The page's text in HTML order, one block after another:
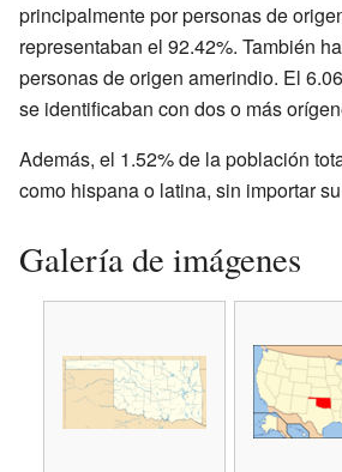
principalmente por personas de
representaban el 92.42%. También
personas de origen amerindio. El
se identificaban con dos o más
Además, el 1.52% de la población
como hispana o latina, sin importar
Galería de imágenes